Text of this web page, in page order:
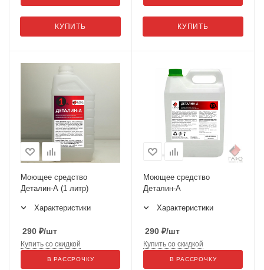
КУПИТЬ КУПИТЬ
Моющее средство
Деталин-А (1 литр)
Характеристики
290 ₽/шт
Купить со скидкой
В РАССРОЧКУ
Моющее средство
Деталин-А
Характеристики
290 ₽/шт
Купить со скидкой
В РАССРОЧКУ